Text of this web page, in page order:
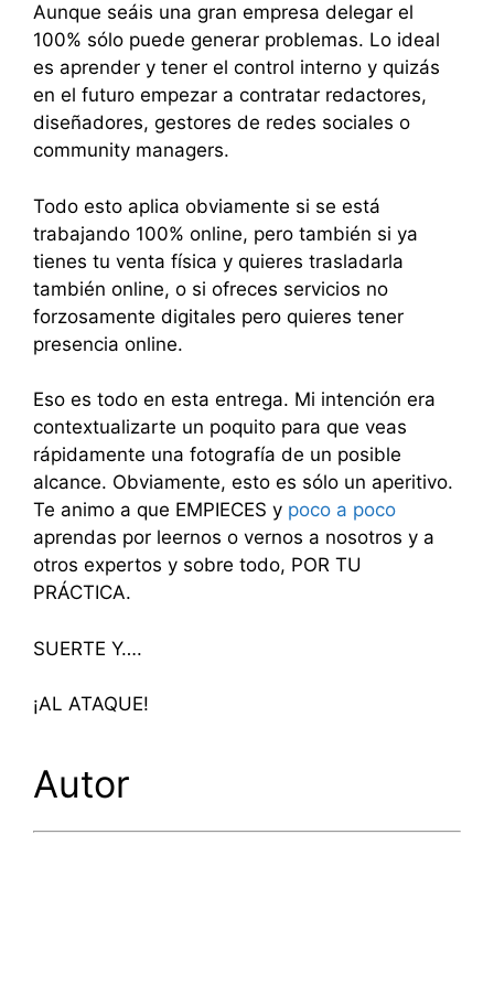
Aunque seáis una gran empresa delegar el
100% sólo puede generar problemas. Lo ideal
es aprender y tener el control interno y quizás
en el futuro empezar a contratar redactores,
diseñadores, gestores de redes sociales o
community managers.
Todo esto aplica obviamente si se está
trabajando 100% online, pero también si ya
tienes tu venta física y quieres trasladarla
también online, o si ofreces servicios no
forzosamente digitales pero quieres tener
presencia online.
Eso es todo en esta entrega. Mi intención era
contextualizarte un poquito para que veas
rápidamente una fotografía de un posible
alcance. Obviamente, esto es sólo un aperitivo.
Te animo a que EMPIECES y poco a poco
aprendas por leernos o vernos a nosotros y a
otros expertos y sobre todo, POR TU
PRÁCTICA.
SUERTE Y….
¡AL ATAQUE!
Autor